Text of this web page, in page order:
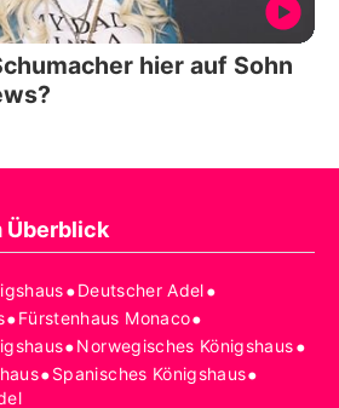
hier auf Sohn
Überblick
•Deutscher Adel•
•Fürstenhaus Monaco•
•Norwegisches Königshaus•
•Spanisches Königshaus•